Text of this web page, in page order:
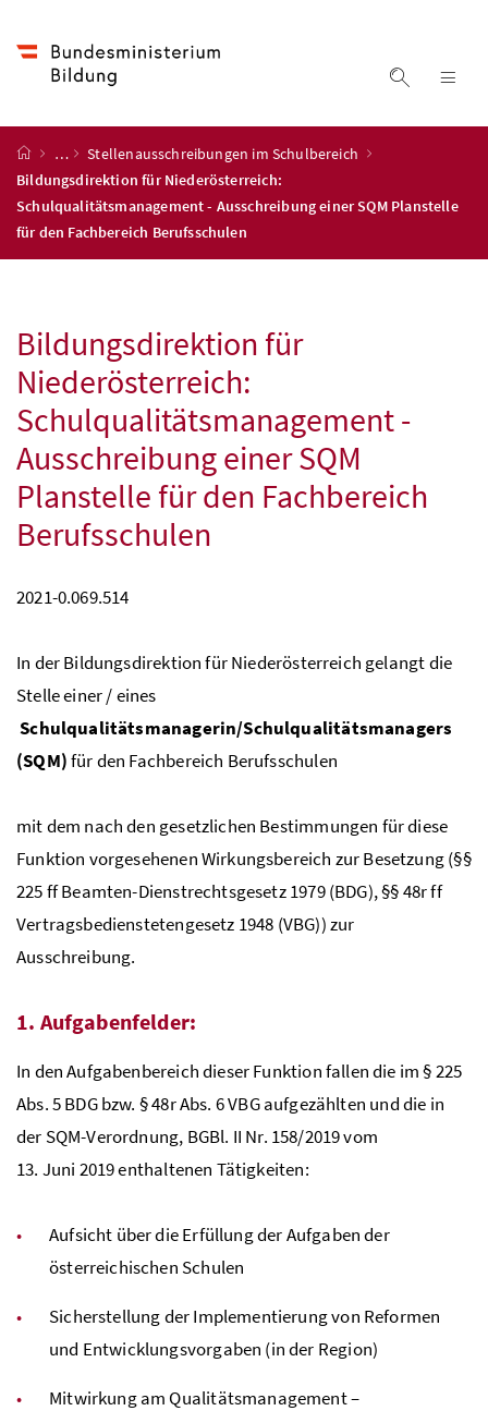
Suche
Startseite
…
Stellenausschreibungen im Schulbereich
Bildungsdirektion für Niederösterreich:
Schulqualitätsmanagement - Ausschreibung einer SQM Planstelle
für den Fachbereich Berufsschulen
Bildungsdirektion für
Niederösterreich:
Schulqualitätsmanagement -
Ausschreibung einer SQM
Planstelle für den Fachbereich
Berufsschulen
2021-0.069.514
In der Bildungsdirektion für Niederösterreich gelangt die
Stelle einer / eines
Schulqualitätsmanagerin/Schulqualitätsmanagers
(SQM)für den Fachbereich Berufsschulen
mit dem nach den gesetzlichen Bestimmungen für diese
Funktion vorgesehenen Wirkungsbereich zur Besetzung (§§
225 ff Beamten-Dienstrechtsgesetz 1979 (BDG), §§ 48r ff
Vertragsbedienstetengesetz 1948 (VBG)) zur
Ausschreibung.
1. Aufgabenfelder:
In den Aufgabenbereich dieser Funktion fallen die im § 225
Abs.5BDGbzw. § 48rAbs. 6VBGaufgezählten und die in
der SQM-Verordnung, BGBl. II Nr. 158/2019 vom
13. Juni 2019 enthaltenen Tätigkeiten:
Aufsicht über die Erfüllung der Aufgaben der
österreichischen Schulen
Sicherstellung der Implementierung von Reformen
und Entwicklungsvorgaben (in der Region)
Mitwirkung am Qualitätsmanagement –